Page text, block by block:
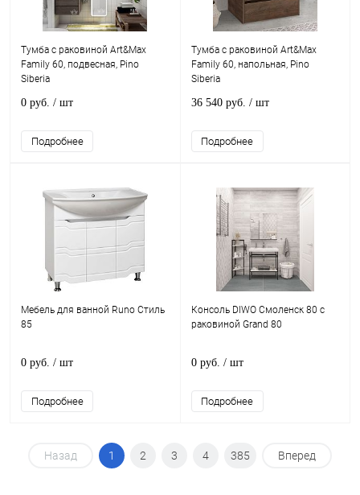
Тумба с раковиной Art&Max
Family 60, подвесная, Pino
Siberia
0 руб. / шт
Подробнее
Тумба с раковиной Art&Max
Family 60, напольная, Pino
Siberia
36 540 руб. / шт
Подробнее
Мебель для ванной Runo Стиль
85
0 руб. / шт
Подробнее
Консоль DIWO Смоленск 80 с
раковиной Grand 80
0 руб. / шт
Подробнее
Назад 1 2 3 4 385 Вперед